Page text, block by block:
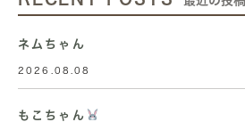
ネムちゃん
2026.08.08
もこちゃん